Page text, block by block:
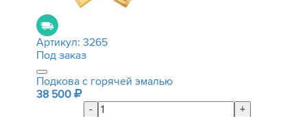
Артикул: 3265
Под заказ
Подкова с горячей эмалью
38 500
-
+